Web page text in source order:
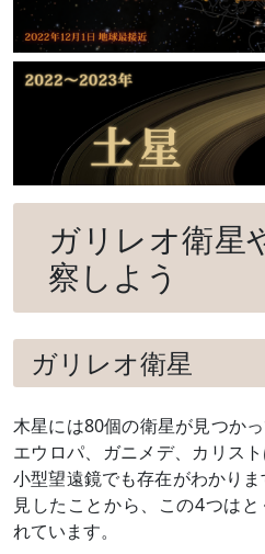
ガリレオ衛星
察しよう
ガリレオ衛星
木星には80個の衛星が見つか
エウロパ、ガニメデ、カリス
小型望遠鏡でも存在がわかり
見したことから、この4つは
れています。